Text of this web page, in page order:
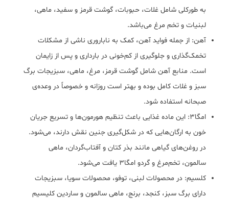
به طورکلی شامل غلات، حبوبات، گوشت قرمز و سفید، ماهی،
لبنیات و تخم مرغ می‌باشد.
آهن: از جمله فواید آهن، کمک به ناباروری ناشی از مشکلات
تخمک‌گذاری و جلوگیری از کم‌خونی در بارداری و پس از زایمان
است. منابع آهن شامل گوشت قرمز، مرغ، ماهی، سبزیجات برگ
سبز و غلات کامل بوده و بهتر است روزانه و خصوصاً در وعده‌ی
صبحانه استفاده شود.
امگا3: این ماده غذایی باعث تنظیم هورمون‌ها و تسریع جریان
خون به ارگان‌هایی که در شکل‌گیری جنین نقش دارند، می‌شود.
در روغن‌های گیاهی مانند بذر کتان و آفتاب‌گردان، ماهی
سالمون، تخم‌مرغ و گردو امگا3 یافت می‌شود.
کلسیم: در محصولات لبنی، توفو، محصولات سویا، سبزیجات
دارای برگ سبز، کنجد، برنج، ماهی سالمون و ساردین کلیسیم